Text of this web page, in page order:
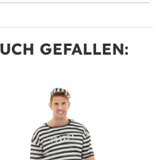
GEFALLEN: